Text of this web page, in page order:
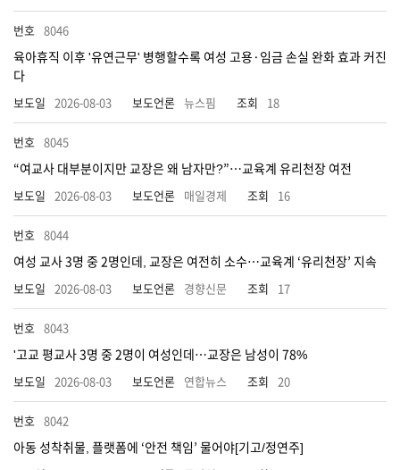
8046
육아휴직 이후 '유연근무' 병행할수록 여성 고용·임금 손실 완화 효과 커진
다
2026-08-03 뉴스핌 18
8045
“여교사 대부분이지만 교장은 왜 남자만?”…교육계 유리천장 여전
2026-08-03 매일경제 16
8044
여성 교사 3명 중 2명인데, 교장은 여전히 소수…교육계 ‘유리천장’ 지속
2026-08-03 경향신문 17
8043
'고교 평교사 3명 중 2명이 여성인데…교장은 남성이 78%
2026-08-03 연합뉴스 20
8042
아동 성착취물, 플랫폼에 ‘안전 책임’ 물어야[기고/정연주]